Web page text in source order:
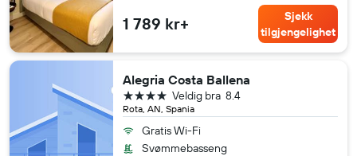
1 789 kr+
Sjekk
tilgjengelighet
Alegria Costa Ballena
Rota, AN, Spania
8.4
Veldig bra
4 stjerner
Gratis Wi-Fi
Svømmebasseng